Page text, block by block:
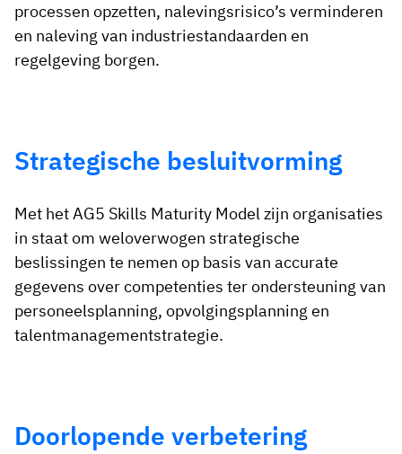
processen opzetten, nalevingsrisico’s verminderen
en naleving van industriestandaarden en
regelgeving borgen.
Strategische besluitvorming
Met het AG5 Skills Maturity Model zijn organisaties
in staat om weloverwogen strategische
beslissingen te nemen op basis van accurate
gegevens over competenties ter ondersteuning van
personeelsplanning, opvolgingsplanning en
talentmanagementstrategie.
Doorlopende verbetering